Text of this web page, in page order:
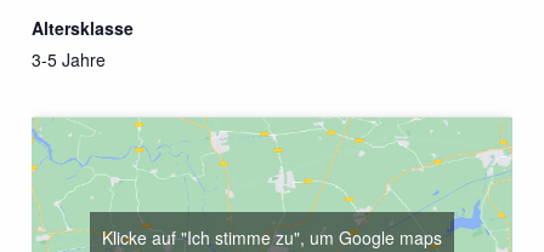
Altersklasse
3-5 Jahre
Klicke auf "Ich stimme zu", um Google maps